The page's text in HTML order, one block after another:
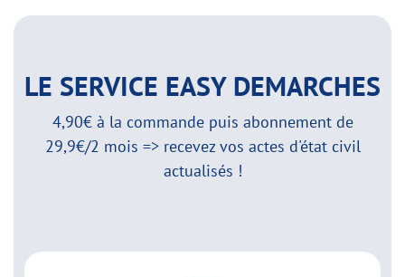
LE SERVICE EASY DEMARCHES
4,90€ à la commande puis abonnement de
29,9€/2 mois => recevez vos actes d'état civil
actualisés !